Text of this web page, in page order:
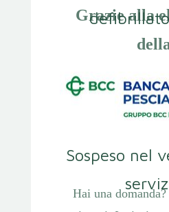
Grazie alla
Sospeso nel
Hai una